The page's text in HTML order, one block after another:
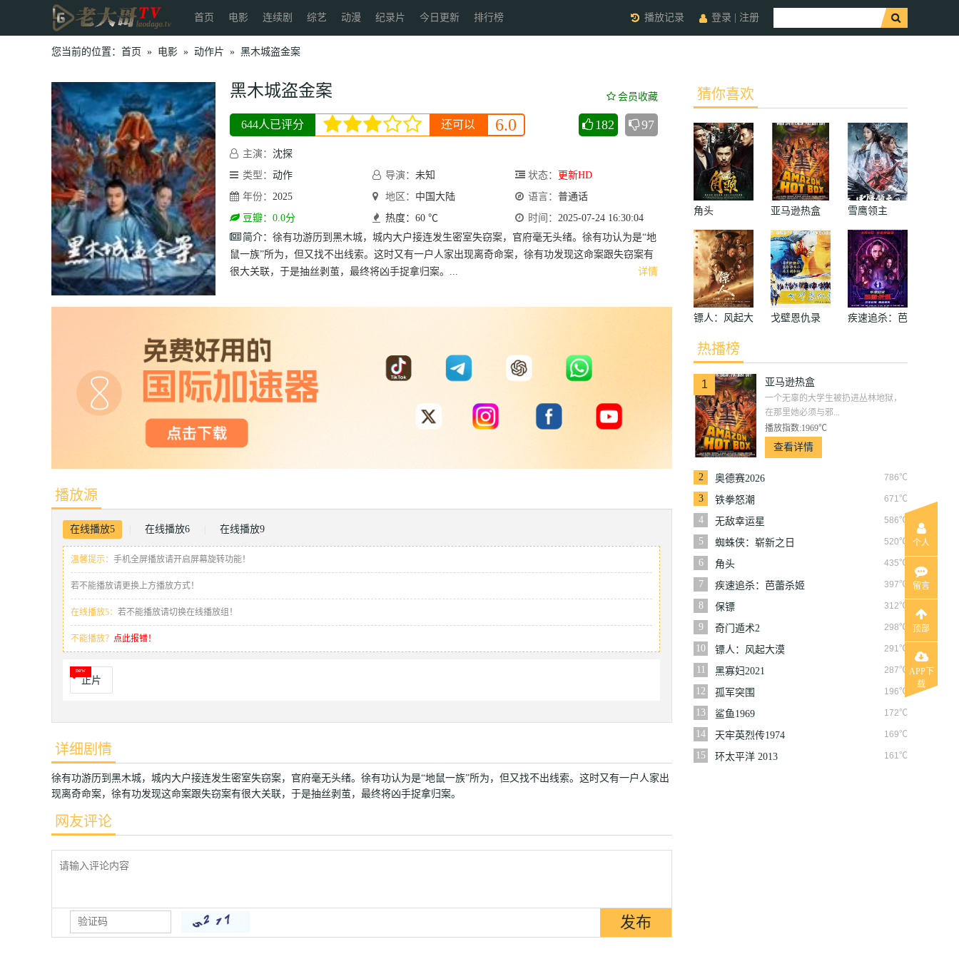
首页 电影 连续剧 综艺 动漫 纪录片 今日更新 排行榜 登录 注册
播放记录
您当前的位置： 首页 » 电影 » 动作片 » 黑木城盗金案
黑木城盗金案 会员收藏
644人已评分 还可以 6.0 182 97
主演： 沈探
类型： 动作 导演： 未知 状态：
更新HD
年份： 2025 地区： 中国大陆 语言： 普通话
豆瓣：0.0分
热度：60 ℃ 时间： 2025-07-24 16:30:04
简介：
详情
徐有功游历到黑木城，城内大户接连发生密室失窃案，官府毫无头绪。徐有功认为是“地
鼠一族”所为，但又找不出线索。这时又有一户人家出现离奇命案，徐有功发现这命案跟失窃案有
很大关联，于是抽丝剥茧，最终将凶手捉拿归案。...
播放源
在线播放5 在线播放6 在线播放9
温馨提示： 手机全屏播放请开启屏幕旋转功能！
若不能播放请更换上方播放方式！
在线播放5： 若不能播放请切换在线播放组！
不能播放？ 点此报错！
正片
详细剧情
徐有功游历到黑木城，城内大户接连发生密室失窃案，官府毫无头绪。徐有功认为是“地鼠一族”所为，但又找不出线索。这时又有一户人家出
现离奇命案，徐有功发现这命案跟失窃案有很大关联，于是抽丝剥茧，最终将凶手捉拿归案。
网友评论
猜你喜欢
角头 亚马逊热盒 雪鹰领主
镖人：风起大
漠
戈壁恩仇录
疾速追杀：芭
热播榜
1 亚马逊热盒
一个无辜的大学生被扔进丛林地狱，
在那里她必须与邪...
播放指数:1969℃
查看详情
2 786℃
奥德赛2026
3
671℃
铁拳怒潮
4
586℃
无敌幸运星
5
520℃
蜘蛛侠：崭新之日
6
435℃
角头
7
397℃
疾速追杀：芭蕾杀姬
8
312℃
保镖
9
298℃
奇门遁术2
10
291℃
镖人：风起大漠
11
287℃
黑寡妇2021
12
196℃
孤军突围
13
172℃
鲨鱼1969
14
169℃
天牢英烈传1974
15
161℃
环太平洋 2013
个人
留言
顶部
APP下
载